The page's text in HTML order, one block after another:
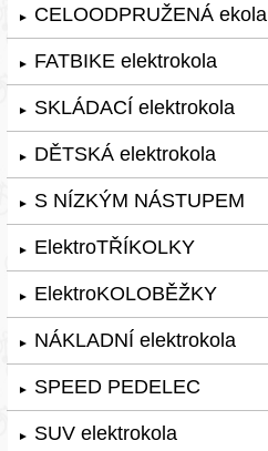
► CELOODPRUŽENÁ ekola
► FATBIKE elektrokola
► SKLÁDACÍ elektrokola
► DĚTSKÁ elektrokola
► S NÍZKÝM NÁSTUPEM
► ElektroTŘÍKOLKY
► ElektroKOLOBĚŽKY
► NÁKLADNÍ elektrokola
► SPEED PEDELEC
► SUV elektrokola